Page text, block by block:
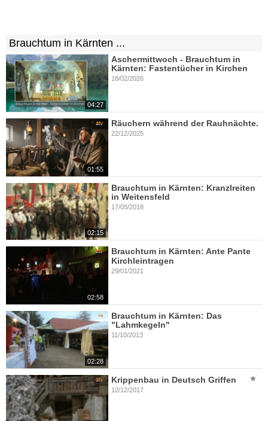
Brauchtum in Kärnten ...
04:27
Aschermittwoch - Brauchtum in
Kärnten: Fastentücher in Kirchen
18/02/2026
01:55
Räuchern während der Rauhnächte.
22/12/2025
02:15
Brauchtum in Kärnten: Kranzlreiten
in Weitensfeld
17/05/2018
02:58
Brauchtum in Kärnten: Ante Pante
Kirchleintragen
29/01/2021
02:28
Brauchtum in Kärnten: Das
"Lahmkegeln"
11/10/2013
Krippenbau in Deutsch Griffen
12/12/2017